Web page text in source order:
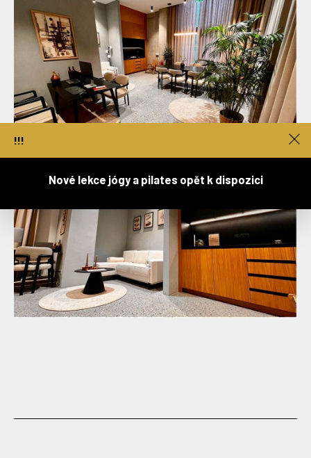
!!!
Nové lekce jógy a pilates opět k dispozici